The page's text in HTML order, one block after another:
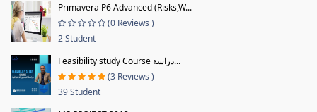
Primavera P6 Advanced (Risks,W...
(0 Reviews )
2 Student
Feasibility study Course دراسة...
(3 Reviews )
39 Student